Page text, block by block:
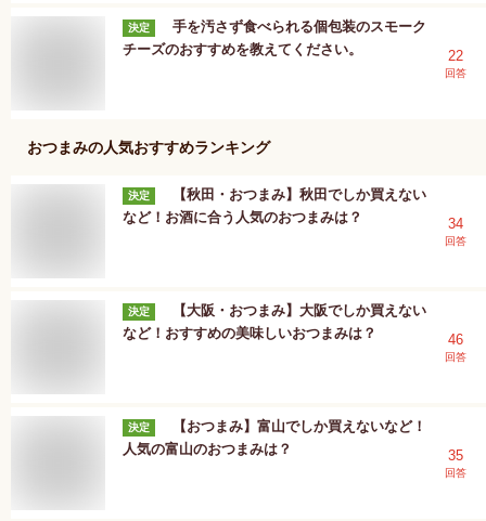
決定
手を汚さず食べられる個包装のスモーク
チーズのおすすめを教えてください。
22
回答
おつまみの人気おすすめランキング
決定
【秋田・おつまみ】秋田でしか買えない
など！お酒に合う人気のおつまみは？
34
回答
決定
【大阪・おつまみ】大阪でしか買えない
など！おすすめの美味しいおつまみは？
46
回答
決定
【おつまみ】富山でしか買えないなど！
人気の富山のおつまみは？
35
回答